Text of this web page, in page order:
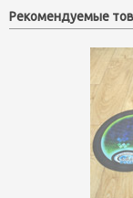
Рекомендуемые